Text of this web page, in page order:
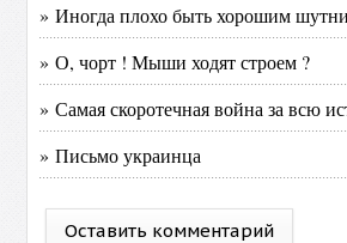
» Иногда плохо быть хорошим
» О, чорт ! Мыши ходят строем ?
» Самая скоротечная война за всю
» Письмо украинца
Оставить комментарий